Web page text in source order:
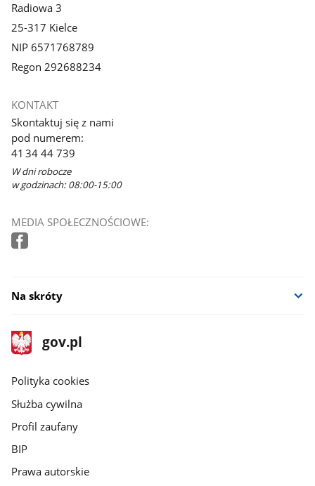
Radiowa 3
25-317 Kielce
NIP 6571768789
Regon 292688234
KONTAKT
Skontaktuj się z nami
pod numerem:
41 34 44 739
W dni robocze
w godzinach: 08:00-15:00
MEDIA SPOŁECZNOŚCIOWE:
Na skróty
stopka
gov.pl
Strona
gov.pl
gov.pl
Polityka cookies
Służba cywilna
Profil zaufany
BIP
Prawa autorskie